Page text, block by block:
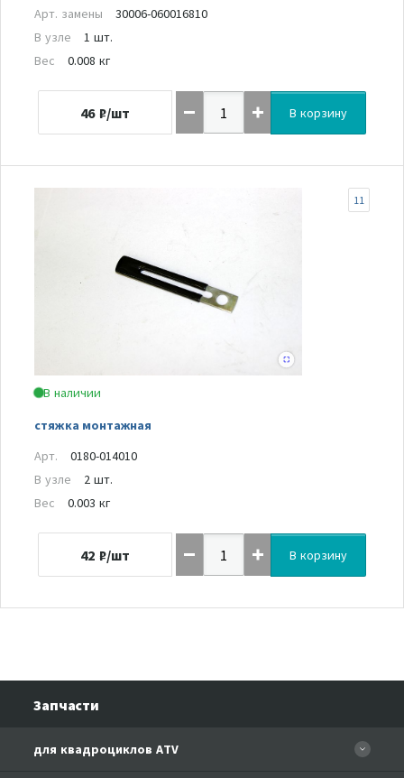
Арт. замены
30006-060016810
В узле
1 шт.
Вес
0.008 кг
46 ₽/шт В корзину
В наличии
стяжка монтажная
11
Арт.
0180-014010
В узле
2 шт.
Вес
0.003 кг
42 ₽/шт В корзину
Запчасти
для квадроциклов ATV